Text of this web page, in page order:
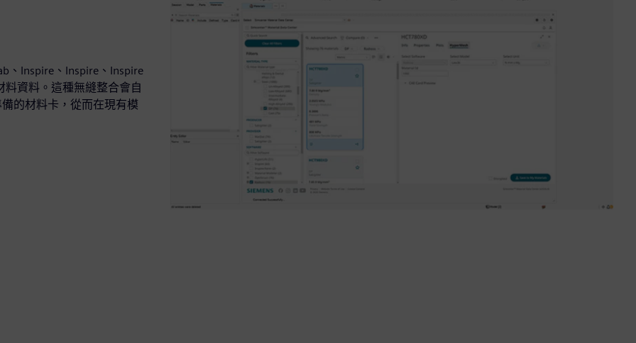
、Inspire、Inspire、Inspire
料資料。這種無縫整合會自
的材料卡，從而在現有模